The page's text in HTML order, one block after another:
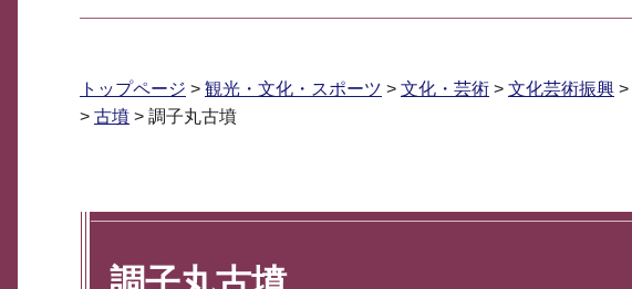
トップページ > 観光・文化・スポーツ > 文化・芸術 > 文化芸術振興 >
> 古墳 > 調子丸古墳